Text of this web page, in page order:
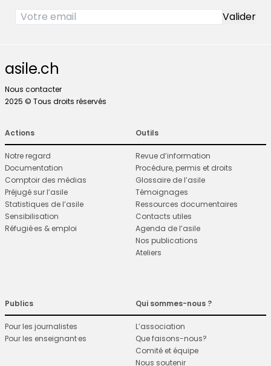
asile.ch
Nous contacter
2025 © Tous droits réservés
Actions
Notre regard
Documentation
Comptoir des médias
Préjugé sur l’asile
Statistiques de l’asile
Sensibilisation
Réfugié·es & emploi
Outils
Revue d’information
Procédure, permis et droits
Glossaire de l’asile
Témoignages
Ressources documentaires
Contacts utiles
Agenda de l’asile
Nos publications
Ateliers
Publics
Pour les journalistes
Pour les enseignant·es
Qui sommes-nous ?
L’association
Que faisons-nous?
Comité et équipe
Nous soutenir